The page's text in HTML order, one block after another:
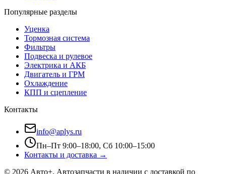
Популярные разделы
Уценка
Тормозная система
Фильтры
Подвеска и рулевое
Электрика и АКБ
Двигатель и ГРМ
Охлаждение
КПП и сцепление
Контакты
info@aplys.ru
Пн–Пт 9:00–18:00, Сб 10:00–15:00
Контакты и доставка →
© 2026 Авто+. Автозапчасти в наличии с доставкой по